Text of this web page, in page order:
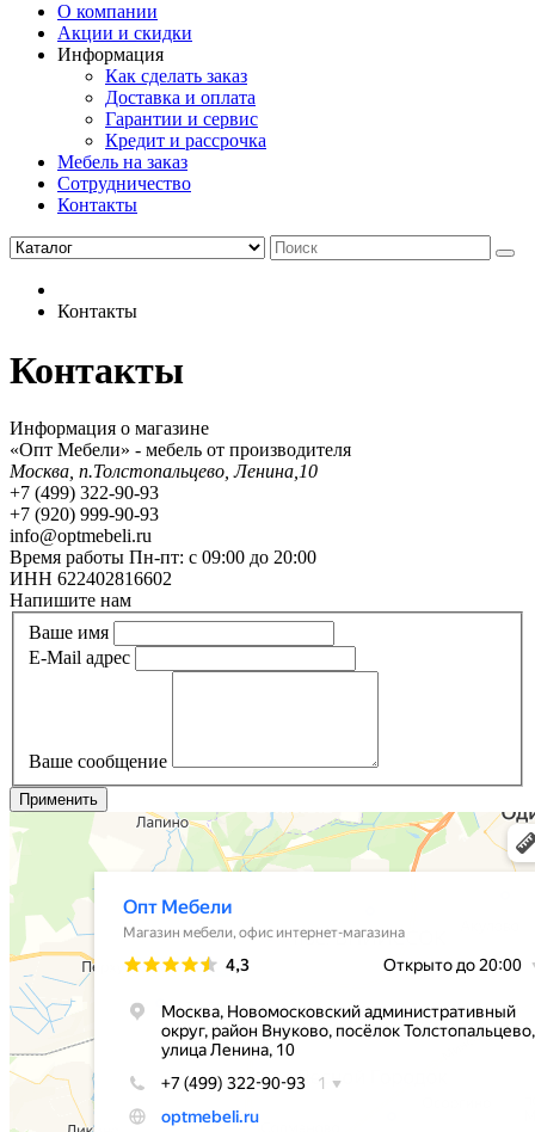
О компании
Акции и скидки
Информация
Как сделать заказ
Доставка и оплата
Гарантии и сервис
Кредит и рассрочка
Мебель на заказ
Сотрудничество
Контакты
Контакты
Контакты
Информация о магазине
«Опт Мебели» - мебель от производителя
Москва, п.Толстопальцево, Ленина,10
+7 (499) 322-90-93
+7 (920) 999-90-93
info@optmebeli.ru
Время работы Пн-пт: с 09:00 до 20:00
ИНН 622402816602
Напишите нам
Ваше имя
E-Mail адрес
Ваше сообщение